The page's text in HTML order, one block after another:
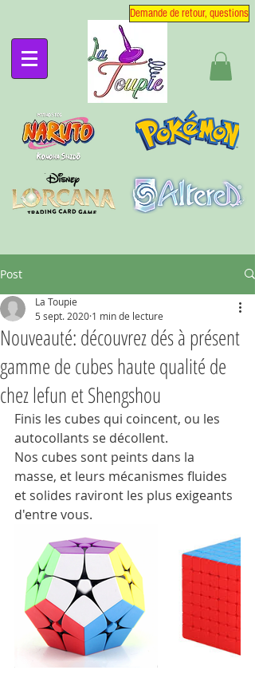
Demande de retour, questions
Post
Nouveauté: découvrez dés à présent
gamme de cubes haute qualité de
chez lefun et Shengshou
La Toupie
5 sept. 2020 1 min de lecture
Finis les cubes qui coincent, ou les
autocollants se décollent.
Nos cubes sont peints dans la
masse, et leurs mécanismes fluides
et solides raviront les plus exigeants
d'entre vous.